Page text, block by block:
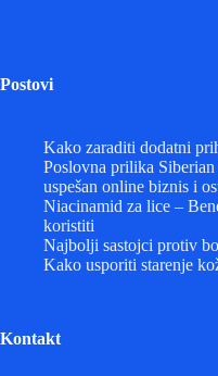
Postovi
Kako zaraditi dodatni
Poslovna prilika
uspešan online biznis i
Niacinamid za lice –
koristiti
Najbolji sastojci protiv
Kako usporiti starenje
Kontakt